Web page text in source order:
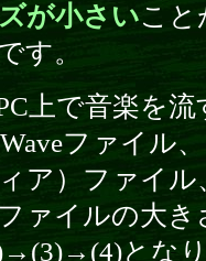
が小さいこと
す。
上で音楽を
ファイル
ア）ファイ
ァイルの大
とな